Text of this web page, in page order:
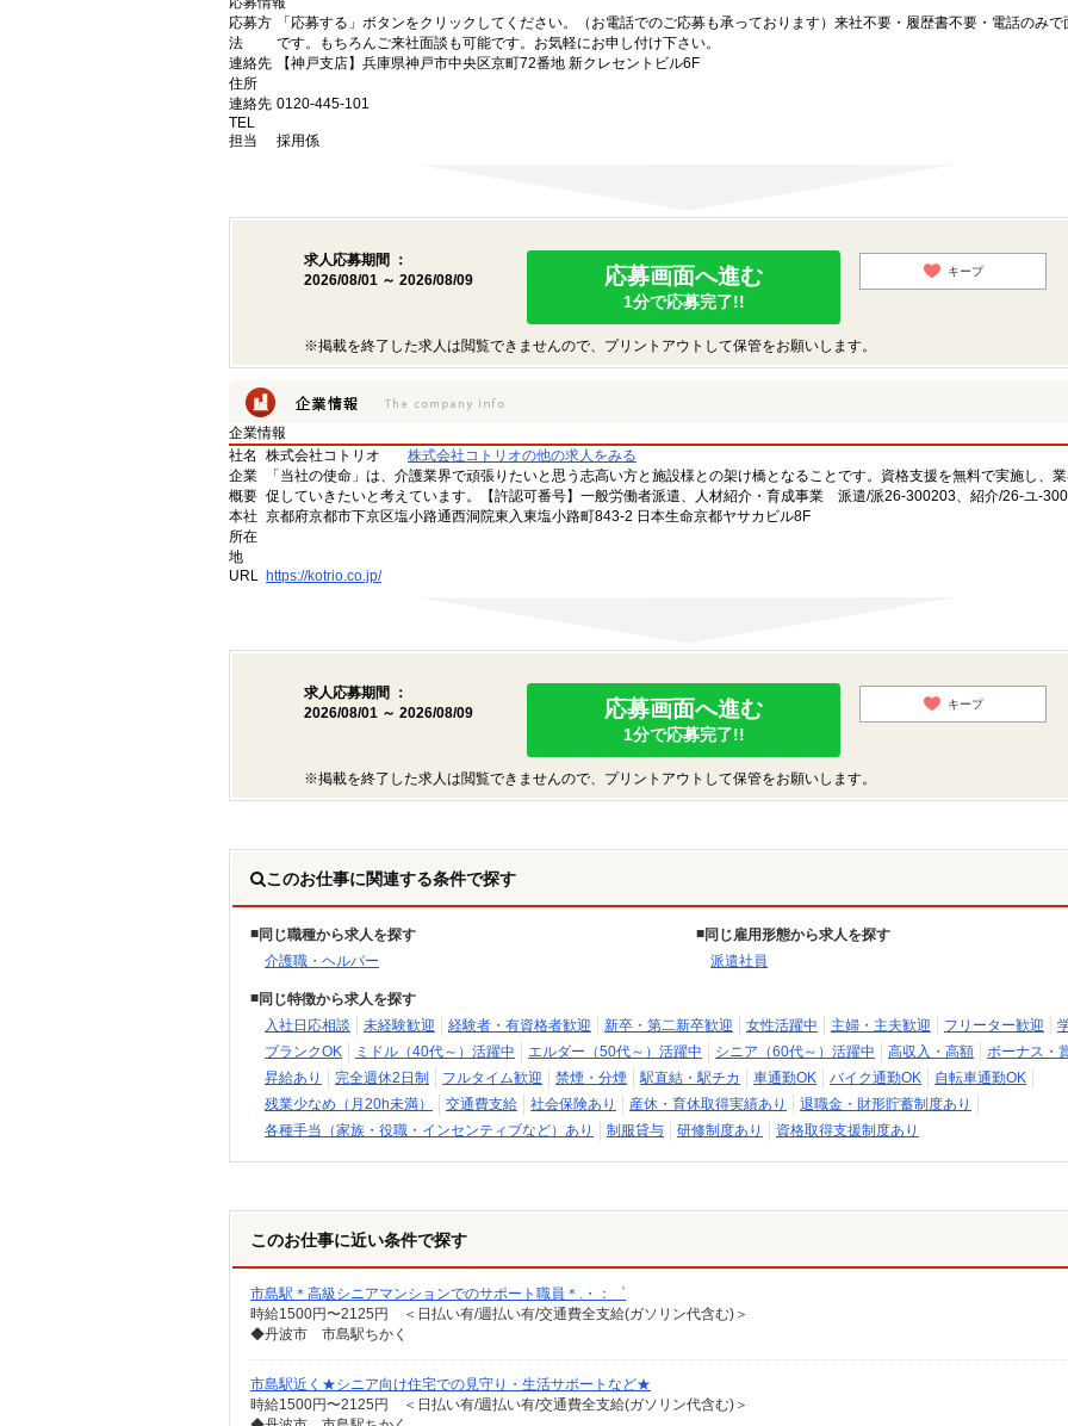
応募方
法
「応募する」ボタンをクリックしてください。（お電話でのご応募も承っております）来社不要・履歴書不要・電話のみで
です。もちろんご来社面談も可能です。お気軽にお申し付け下さい。
連絡先
住所
【神戸支店】兵庫県神戸市中央区京町72番地 新クレセントビル6F
連絡先
TEL
0120-445-101
担当 採用係
求人応募期間 ：
2026/08/01 ～ 2026/08/09
応募画面へ進む
1分で応募完了!!
キープ
※掲載を終了した求人は閲覧できませんので、プリントアウトして保管をお願いします。
企業情報
社名
株式会社コトリオ
株式会社コトリオの他の求人をみる
企業
概要
「当社の使命」は、介護業界で頑張りたいと思う志高い方と施設様との架け橋となることです。資格支援を無料で実施し、
促していきたいと考えています。【許認可番号】一般労働者派遣、人材紹介・育成事業 派遣/派26-300203、紹介/26-ユ-
本社
所在
地
京都府京都市下京区塩小路通西洞院東入東塩小路町843-2 日本生命京都ヤサカビル8F
URL https://kotrio.co.jp/
求人応募期間 ：
2026/08/01 ～ 2026/08/09
応募画面へ進む
1分で応募完了!!
キープ
※掲載を終了した求人は閲覧できませんので、プリントアウトして保管をお願いします。
このお仕事に関連する条件で探す
同じ職種から求人を探す
介護職・ヘルパー
同じ雇用形態から求人を探す
派遣社員
同じ特徴から求人を探す
入社日応相談
未経験歓迎 経験者・有資格者歓迎 新卒・第二新卒歓迎 女性活躍中 主婦・主夫歓迎 フリーター歓迎
ブランクOK
ミドル（40代～）活躍中 エルダー（50代～）活躍中 シニア（60代～）活躍中 高収入・高額
ボーナス・
昇給あり
完全週休2日制 フルタイム歓迎 禁煙・分煙 駅直結・駅チカ 車通勤OK バイク通勤OK
自転車通勤OK
残業少なめ（月20h未満）
交通費支給 社会保険あり 産休・育休取得実績あり
退職金・財形貯蓄制度あり
各種手当（家族・役職・インセンティブなど）あり
制服貸与 研修制度あり 資格取得支援制度あり
このお仕事に近い条件で探す
市島駅＊高級シニアマンションでのサポート職員＊.・：゜
時給1500円〜2125円 ＜日払い有/週払い有/交通費全支給(ガソリン代含む)＞
◆丹波市 市島駅ちかく
市島駅近く★シニア向け住宅での見守り・生活サポートなど★
時給1500円〜2125円 ＜日払い有/週払い有/交通費全支給(ガソリン代含む)＞